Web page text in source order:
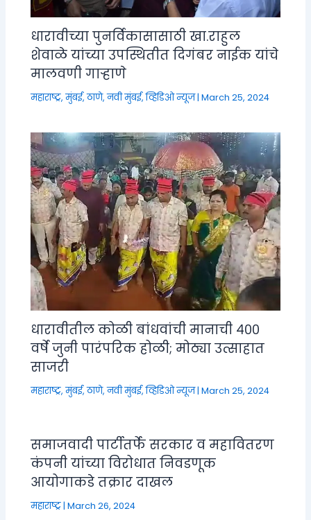
धारावीच्या पुनर्विकासासाठी खा.राहुल
शेवाळे यांच्या उपस्थितीत दिगंबर नाईक यांचे
मालवणी गाऱ्हाणे
महाराष्ट्र,मुंबई, ठाणे, नवी मुंबई,व्हिडिओ न्यूज|March 25, 2024
धारावीतील कोळी बांधवांची मानाची ४००
वर्षे जुनी पारंपरिक होळी; मोठ्या उत्साहात
साजरी
महाराष्ट्र,मुंबई, ठाणे, नवी मुंबई,व्हिडिओ न्यूज|March 25, 2024
समाजवादी पार्टीतर्फे सरकार व महावितरण
कंपनी यांच्या विरोधात निवडणूक
आयोगाकडे तक्रार दाखल
महाराष्ट्र|March 26, 2024